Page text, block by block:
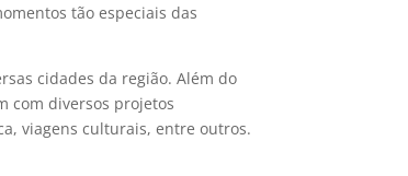
tão especiais das
cidades da região. Além do
com diversos projetos
viagens culturais, entre outros.